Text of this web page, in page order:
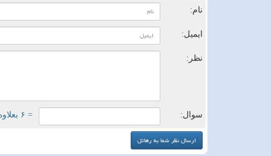
نام:
ایمیل:
نظر:
سوال: = ۶ بعلاوه ۵